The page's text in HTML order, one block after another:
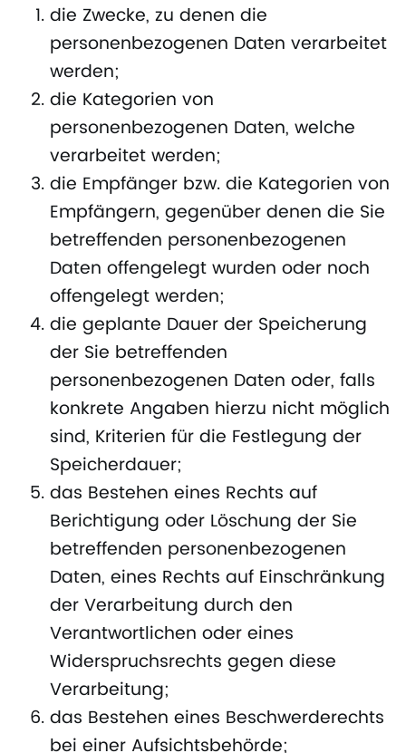
die Zwecke, zu denen die
personenbezogenen Daten verarbeitet
werden;
die Kategorien von
personenbezogenen Daten, welche
verarbeitet werden;
die Empfänger bzw. die Kategorien von
Empfängern, gegenüber denen die Sie
betreffenden personenbezogenen
Daten offengelegt wurden oder noch
offengelegt werden;
die geplante Dauer der Speicherung
der Sie betreffenden
personenbezogenen Daten oder, falls
konkrete Angaben hierzu nicht möglich
sind, Kriterien für die Festlegung der
Speicherdauer;
das Bestehen eines Rechts auf
Berichtigung oder Löschung der Sie
betreffenden personenbezogenen
Daten, eines Rechts auf Einschränkung
der Verarbeitung durch den
Verantwortlichen oder eines
Widerspruchsrechts gegen diese
Verarbeitung;
das Bestehen eines Beschwerderechts
bei einer Aufsichtsbehörde;